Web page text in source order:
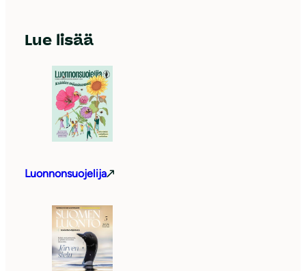
Lue lisää
Luonnonsuojelija